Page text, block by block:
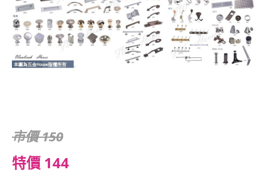
市價 150
特價 144